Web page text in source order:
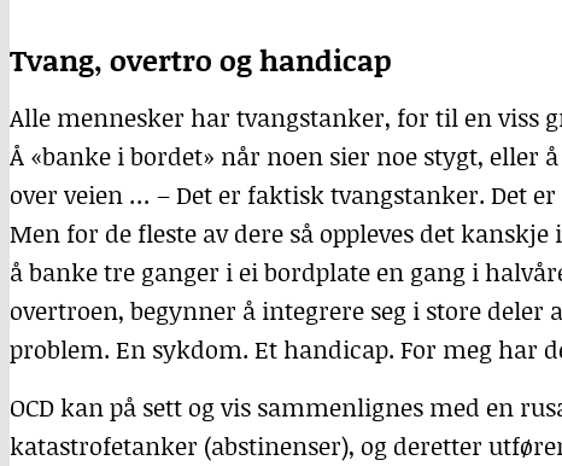
Tvang, overtro og handicap
Alle mennesker har tvangstanker, for til en viss
Å «banke i bordet» når noen sier noe stygt, eller
over veien … – Det er faktisk tvangstanker. Det
Men for de fleste av dere så oppleves det
å banke tre ganger i ei bordplate en gang i
overtroen, begynner å integrere seg i store deler
problem. En sykdom. Et handicap. For meg har
OCD kan på sett og vis sammenlignes med en
katastrofetanker (abstinenser), og deretter